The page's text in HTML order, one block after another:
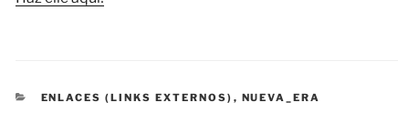
CATEGORÍAS
ENLACES (LINKS EXTERNOS) , NUEVA_ERA